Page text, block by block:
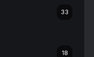
33
18